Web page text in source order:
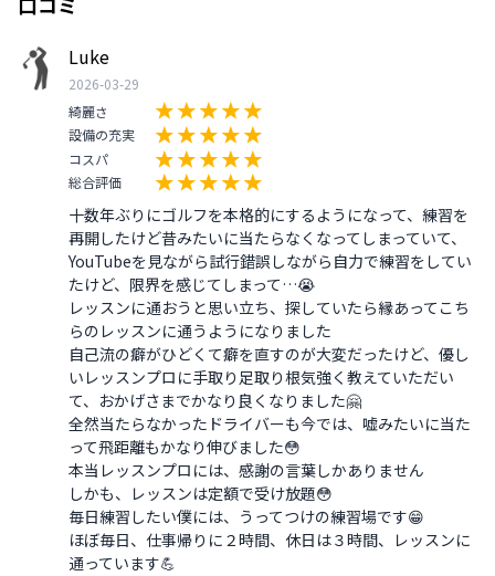
Luke
2026-03-29
綺麗さ
設備の充実
コスパ
総合評価
十数年ぶりにゴルフを本格的にするようになって、練習を
再開したけど昔みたいに当たらなくなってしまっていて、
YouTubeを見ながら試行錯誤しながら自力で練習をしてい
たけど、限界を感じてしまって…😭
レッスンに通おうと思い立ち、探していたら縁あってこち
らのレッスンに通うようになりました
自己流の癖がひどくて癖を直すのが大変だったけど、優し
いレッスンプロに手取り足取り根気強く教えていただい
て、おかげさまでかなり良くなりました🤗
全然当たらなかったドライバーも今では、嘘みたいに当た
って飛距離もかなり伸びました😳
本当レッスンプロには、感謝の言葉しかありません
しかも、レッスンは定額で受け放題😳
毎日練習したい僕には、うってつけの練習場です😁
ほぼ毎日、仕事帰りに２時間、休日は３時間、レッスンに
通っています💪